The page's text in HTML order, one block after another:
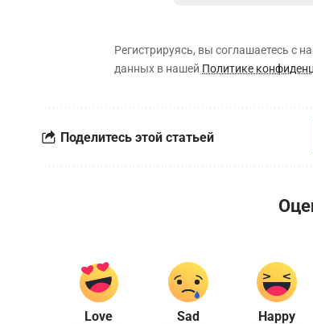
Регистрируясь, вы соглашаетесь с
данных в нашей Политике
Поделитесь этой статьей
Love Sad Happy